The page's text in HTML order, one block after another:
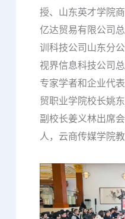
授、山东英才学院
亿达贸易有限公司
训科技公司山东分
视界信息科技公司
专家学者和企业代
贸职业学院校长姚
副校长姜义林出席
人，云商传媒学院